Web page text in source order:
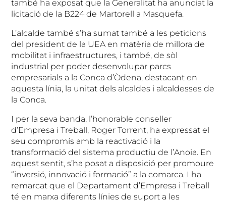
també ha exposat que la Generalitat ha anunciat la
licitació de la B224 de Martorell a Masquefa.
L’alcalde també s’ha sumat també a les peticions
del president de la UEA en matèria de millora de
mobilitat i infraestructures, i també, de sòl
industrial per poder desenvolupar parcs
empresarials a la Conca d’Òdena, destacant en
aquesta línia, la unitat dels alcaldes i alcaldesses de
la Conca.
I per la seva banda, l’honorable conseller
d’Empresa i Treball, Roger Torrent, ha expressat el
seu compromís amb la reactivació i la
transformació del sistema productiu de l’Anoia. En
aquest sentit, s’ha posat a disposició per promoure
“inversió, innovació i formació” a la comarca. I ha
remarcat que el Departament d’Empresa i Treball
té en marxa diferents línies de suport a les